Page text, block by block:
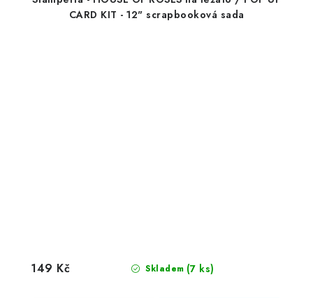
CARD KIT - 12" scrapbooková sada
Skladem (7 ks)
149 Kč